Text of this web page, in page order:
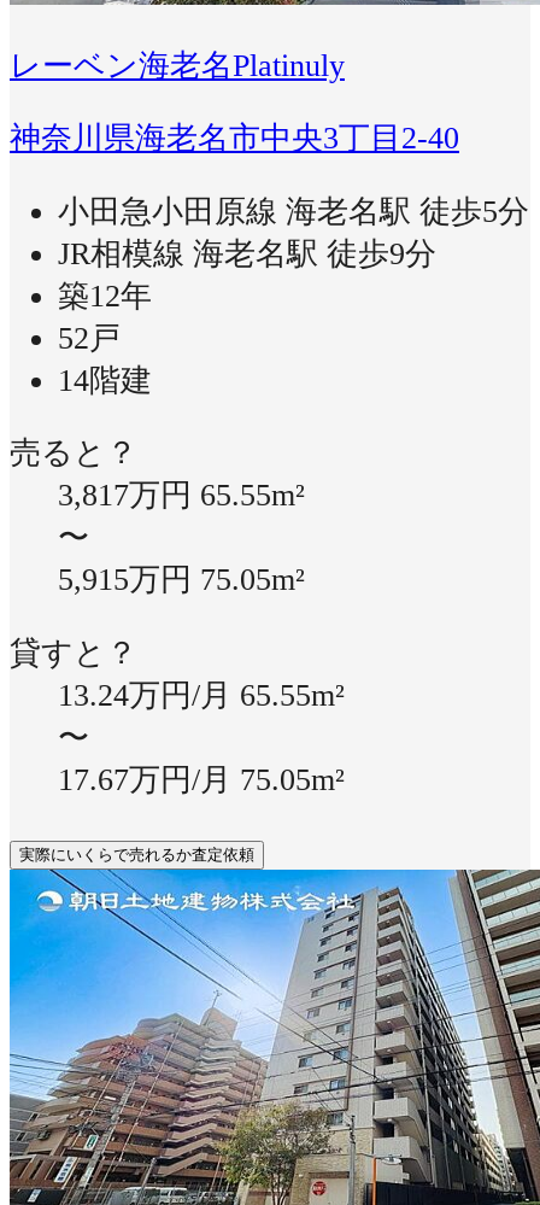
レーベン海老名Platinuly
神奈川県海老名市中央3丁目2-40
小田急小田原線 海老名駅 徒歩5分
JR相模線 海老名駅 徒歩9分
築12年
52戸
14階建
売ると？
3,817万円 65.55m²
〜
5,915万円 75.05m²
貸すと？
13.24万円/月 65.55m²
〜
17.67万円/月 75.05m²
実際にいくらで売れるか査定依頼